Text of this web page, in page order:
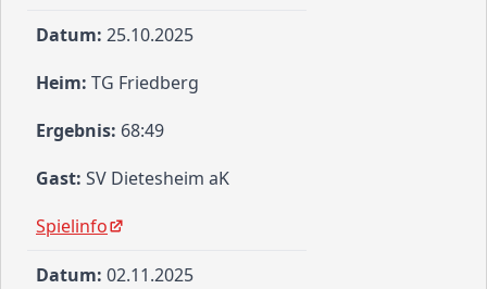
25.10.2025
TG Friedberg
68:49
SV Dietesheim aK
Spielinfo
02.11.2025